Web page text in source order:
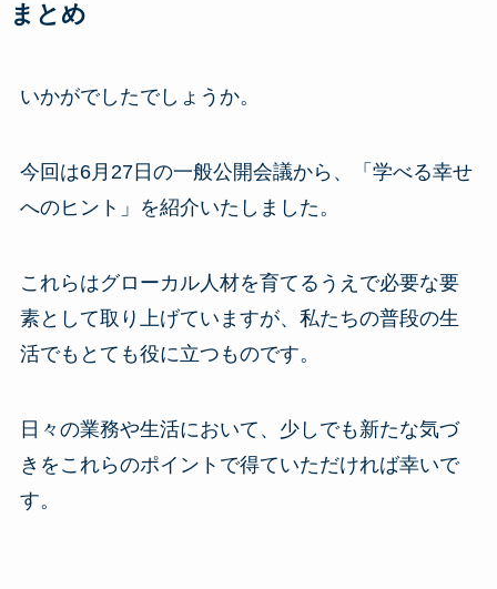
まとめ
いかがでしたでしょうか。
今回は6月27日の一般公開会議から、「学べる幸せ
へのヒント」を紹介いたしました。
これらはグローカル人材を育てるうえで必要な要
素として取り上げていますが、私たちの普段の生
活でもとても役に立つものです。
日々の業務や生活において、少しでも新たな気づ
きをこれらのポイントで得ていただければ幸いで
す。